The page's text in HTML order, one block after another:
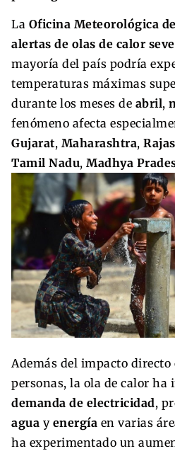
La Oficina Meteorológica
alertas de olas de calor
mayoría del país podría
temperaturas máximas
durante los meses de abril,
fenómeno afecta
Gujarat, Maharashtra,
Tamil Nadu, Madhya
Además del impacto directo
personas, la ola de calor ha
demanda de electricidad,
agua y energía en varias
ha experimentado un